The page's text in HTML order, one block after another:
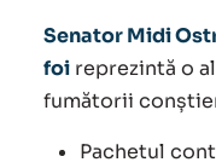
Senator Midi
foi reprezintă o
fumătorii
Pachetul